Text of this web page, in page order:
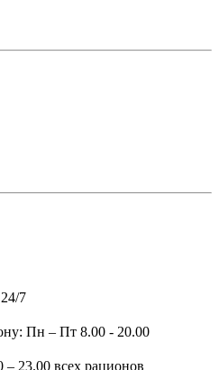
7
Пн – Пт 8.00 - 20.00
23.00 всех рационов